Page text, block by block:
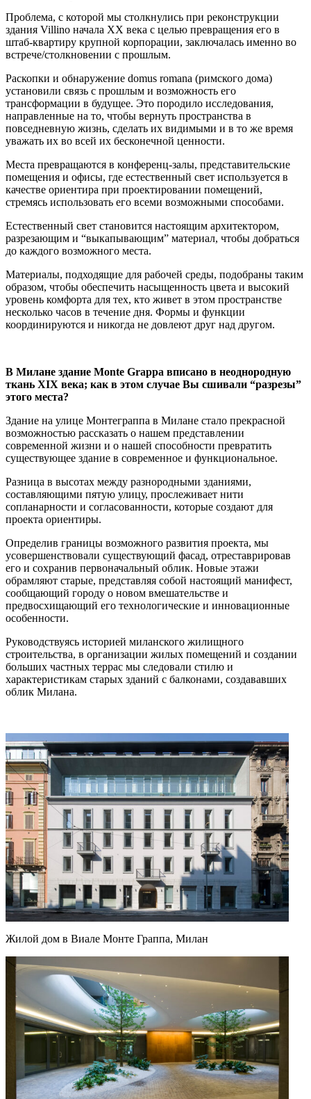
Проблема, с которой мы столкнулись при реконструкции
здания Villino начала XX века с целью превращения его в
штаб-квартиру крупной корпорации, заключалась именно во
встрече/столкновении с прошлым.
Раскопки и обнаружение domus romana (римского дома)
установили связь с прошлым и возможность его
трансформации в будущее. Это породило исследования,
направленные на то, чтобы вернуть пространства в
повседневную жизнь, сделать их видимыми и в то же время
уважать их во всей их бесконечной ценности.
Места превращаются в конференц-залы, представительские
помещения и офисы, где естественный свет используется в
качестве ориентира при проектировании помещений,
стремясь использовать его всеми возможными способами.
Естественный свет становится настоящим архитектором,
разрезающим и “выкапывающим” материал, чтобы добраться
до каждого возможного места.
Материалы, подходящие для рабочей среды, подобраны таким
образом, чтобы обеспечить насыщенность цвета и высокий
уровень комфорта для тех, кто живет в этом пространстве
несколько часов в течение дня. Формы и функции
координируются и никогда не довлеют друг над другом.
В Милане здание Monte Grappa вписано в неоднородную
ткань XIX века; как в этом случае Вы сшивали “разрезы”
этого места?
Здание на улице Монтеграппа в Милане стало прекрасной
возможностью рассказать о нашем представлении
современной жизни и о нашей способности превратить
существующее здание в современное и функциональное.
Разница в высотах между разнородными зданиями,
составляющими пятую улицу, прослеживает нити
сопланарности и согласованности, которые создают для
проекта ориентиры.
Определив границы возможного развития проекта, мы
усовершенствовали существующий фасад, отреставрировав
его и сохранив первоначальный облик. Новые этажи
обрамляют старые, представляя собой настоящий манифест,
сообщающий городу о новом вмешательстве и
предвосхищающий его технологические и инновационные
особенности.
Руководствуясь историей миланского жилищного
строительства, в организации жилых помещений и создании
больших частных террас мы следовали стилю и
характеристикам старых зданий с балконами, создававших
облик Милана.
Жилой дом в Виале Монте Граппа, Милан